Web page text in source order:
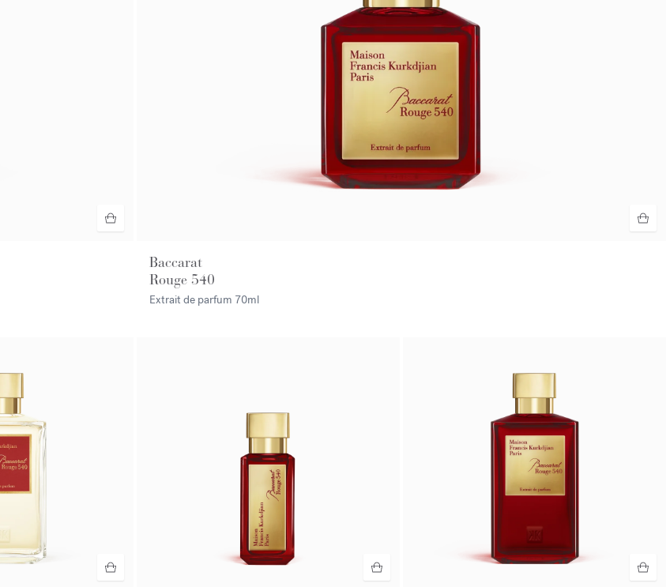
Baccarat
Rouge 540
Extrait de parfum 70ml